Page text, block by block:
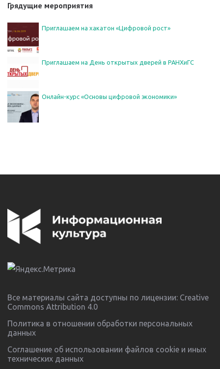
Грядущие мероприятия
Приглашаем на хакатон «Цифровой рост»
Приглашаем на День открытых дверей в РАНХиГС
Онлайн-курс «Основы цифровой экономики»
Все материалы сайта доступны по лицензии: Creative
Commons Attribution 4.0
Политика в отношении обработки персональных
данных
Соглашение об использовании файлов cookie и иных
технических данных